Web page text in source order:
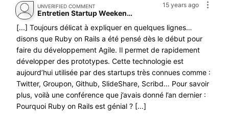
15 years ago
UNVERIFIED COMMENT
Entretien Startup Weekend : Ruby on Rails avec Camille Roux | Startup Weekend Bretagne
[...] Toujours délicat à expliquer en quelques lignes…
disons que Ruby on Rails a été pensé dès le début pour
faire du développement Agile. Il permet de rapidement
développer des prototypes. Cette technologie est
aujourd’hui utilisée par des startups très connues comme :
Twitter, Groupon, Github, SlideShare, Scribd… Pour savoir
plus, voilà une conférence que j’avais donné l’an dernier :
Pourquoi Ruby on Rails est génial ? [...]